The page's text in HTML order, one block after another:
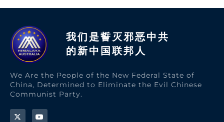
我们是誓灭邪恶中共
的新中国联邦人​
We Are the People of the New Federal State of
China, Determined to Eliminate the Evil Chinese
Communist Party.